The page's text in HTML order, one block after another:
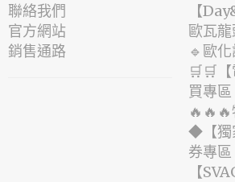
聯絡我們
官方網站
銷售通路
【
歐瓦龍
🔹歐
🛒🛒
買專區
◆【獨
券專區
【